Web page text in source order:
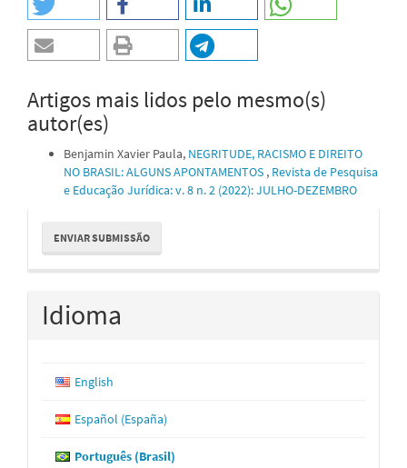
Artigos mais lidos pelo mesmo(s)
autor(es)
Benjamin Xavier Paula, NEGRITUDE, RACISMO E DIREITO
NO BRASIL: ALGUNS APONTAMENTOS , Revista de Pesquisa
e Educação Jurídica: v. 8 n. 2 (2022): JULHO-DEZEMBRO
Enviar
Submissão
ENVIAR SUBMISSÃO
Idioma
English
Español (España)
Português (Brasil)